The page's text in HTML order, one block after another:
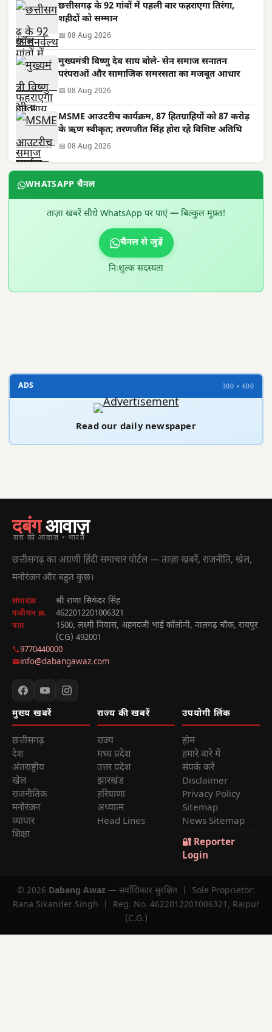
छत्तीसगढ़ के 92 गांवों में पहली बार फहराएगा तिरंगा,
शहीदों को सम्मान
📅 08 Aug 2026
मुख्यमंत्री विष्णु देव साय बोले- सेन समाज सनातन
परंपराओं और सामाजिक समरसता का मजबूत आधार
📅 08 Aug 2026
MSME आउटरीच कार्यक्रम, 87 हितग्राहियों को 87 करोड़
के ऋण स्वीकृत; तरणजीत सिंह होरा रहे विशिष्ट अतिथि
📅 08 Aug 2026
WHATSAPP चैनल
ताज़ा खबरें सीधे WhatsApp पर पाएं — बिल्कुल मुफ़्त!
चैनल से जुड़ें
निःशुल्क सदस्यता
ADS 300 × 600
Read our daily newspaper
दबंगआवाज़
सच की आवाज़ • भारत
छत्तीसगढ़ का अग्रणी हिंदी समाचार पोर्टल — ताज़ा खबरें, राजनीति, खेल,
मनोरंजन और बहुत कुछ।
संपादक श्री राणा सिकंदर सिंह
पंजीयन क्र. 4622012201006321
पता
1500, लक्ष्मी निवास, अहमदजी भाई कॉलोनी, नालगढ़ चौक, रायपुर
(CG) 492001
9770440000
info@dabangawaz.com
मुख्य खबरें
छत्तीसगढ़
देश
अंतराष्ट्रीय
खेल
राजनीतिक
मनोरंजन
व्यापार
शिक्षा
राज्य की खबरें
राज्य
मध्य प्रदेश
उत्तर प्रदेश
झारखंड
हरियाणा
अध्यात्म
Head Lines
उपयोगी लिंक
होम
हमारे बारे में
संपर्क करें
Disclaimer
Privacy Policy
Sitemap
News Sitemap
🔐 Reporter
Login
© 2026 Dabang Awaz — सर्वाधिकार सुरक्षित | Sole Proprietor:
Rana Sikander Singh | Reg. No. 4622012201006321, Raipur
(C.G.)